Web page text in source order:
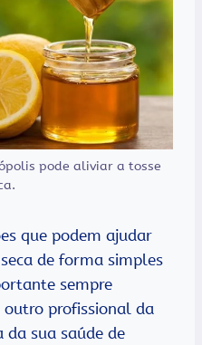
pode aliviar a tosse
que podem ajudar
de forma simples
sempre
profissional da
da sua saúde de